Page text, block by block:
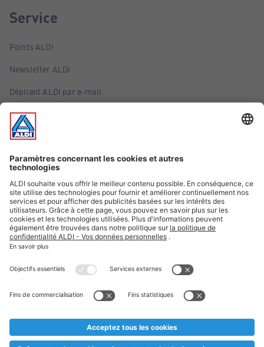
Service
Points ALDI
Newsletter ALDI
Dépliant ALDI par e-mail
Offres
Infos essentielles
Suivez ALDI Belgique
Textes marqués d'un astérisque et mentions légales
* Nous vendons ces articles temporairement et jusqu'à
au cas où, malgré le planning bien étudié, nous serions
prématurément en rupture de stock. Prix Recupel et TVA incl.
** Sur ce site, l’utilisation de la forme masculine a été adoptée